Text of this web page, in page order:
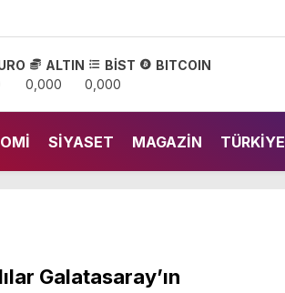
ALTIN
0,000
BİST
0,000
BITCOIN
SIYASET MAGAZIN TÜRKIYE
Galatasaray’ın